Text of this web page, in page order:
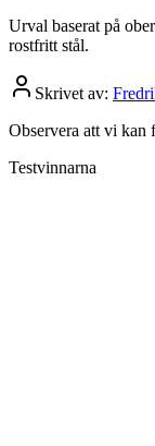
Urval baserat på
rostfritt stål.
Skrivet av:
Observera att vi kan
Testvinnarna